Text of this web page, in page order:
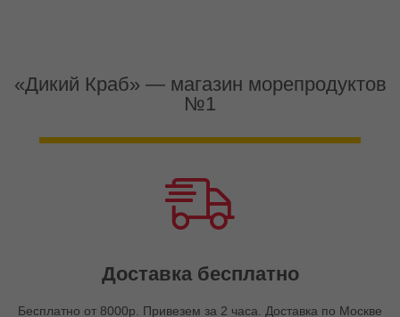
«Дикий Краб» — магазин морепродуктов
№1
Доставка бесплатно
Бесплатно от 8000р. Привезем за 2 часа. Доставка по Москве